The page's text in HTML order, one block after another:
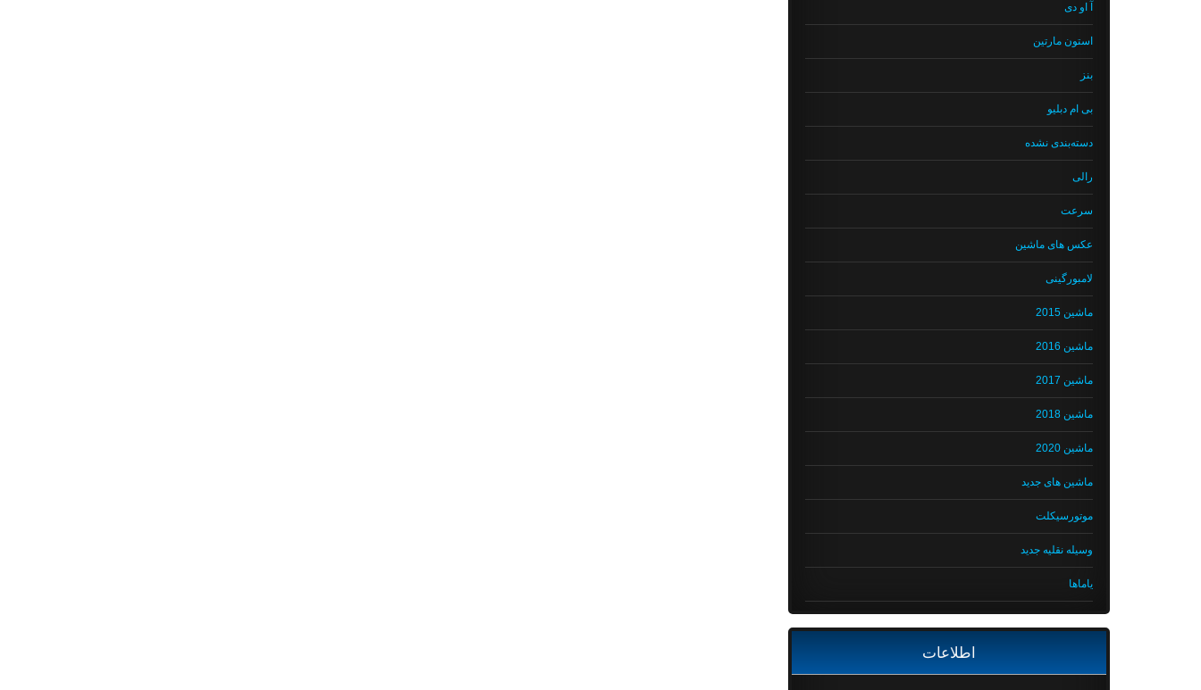
آ او دی
استون مارتین
بنز
بی ام دبلیو
دسته‌بندی نشده
رالی
سرعت
عکس های ماشین
لامبورگینی
ماشین 2015
ماشین 2016
ماشین 2017
ماشین 2018
ماشین 2020
ماشین های جدید
موتورسیکلت
وسیله نقلیه جدید
یاماها
اطلاعات